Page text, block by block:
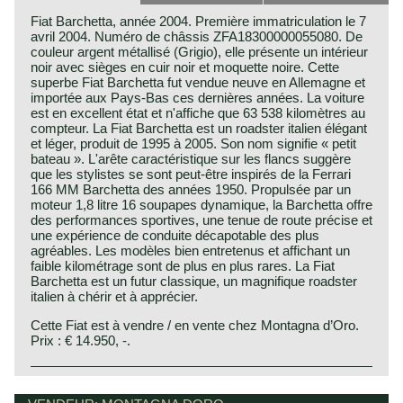
Fiat Barchetta, année 2004. Première immatriculation le 7
avril 2004. Numéro de châssis ZFA18300000055080. De
couleur argent métallisé (Grigio), elle présente un intérieur
noir avec sièges en cuir noir et moquette noire. Cette
superbe Fiat Barchetta fut vendue neuve en Allemagne et
importée aux Pays-Bas ces dernières années. La voiture
est en excellent état et n'affiche que 63 538 kilomètres au
compteur. La Fiat Barchetta est un roadster italien élégant
et léger, produit de 1995 à 2005. Son nom signifie « petit
bateau ». L'arête caractéristique sur les flancs suggère
que les stylistes se sont peut-être inspirés de la Ferrari
166 MM Barchetta des années 1950. Propulsée par un
moteur 1,8 litre 16 soupapes dynamique, la Barchetta offre
des performances sportives, une tenue de route précise et
une expérience de conduite décapotable des plus
agréables. Les modèles bien entretenus et affichant un
faible kilométrage sont de plus en plus rares. La Fiat
Barchetta est un futur classique, un magnifique roadster
italien à chérir et à apprécier.
Cette Fiat est à vendre / en vente chez Montagna d’Oro.
Prix : € 14.950, -.
The Fiat Barchetta was presented in 1995 as a compact